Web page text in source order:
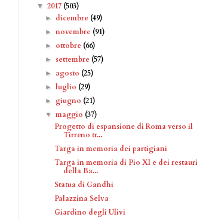
▼ 2017 (503)
► dicembre (49)
►novembre (91)
► ottobre (66)
► settembre (57)
► agosto (25)
►luglio (29)
► giugno (21)
▼maggio (37)
Progetto di espansione di Roma verso il
Tirreno tr...
Targa in memoria dei partigiani
Targa in memoria di Pio XI e dei restauri
della Ba...
Statua di Gandhi
Palazzina Selva
Giardino degli Ulivi